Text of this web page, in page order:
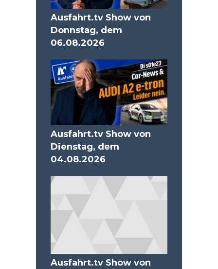
Ausfahrt.tv Show von
Donnstag, dem
06.08.2026
Ausfahrt.tv Show von
Dienstag, dem
04.08.2026
Ausfahrt.tv Show von